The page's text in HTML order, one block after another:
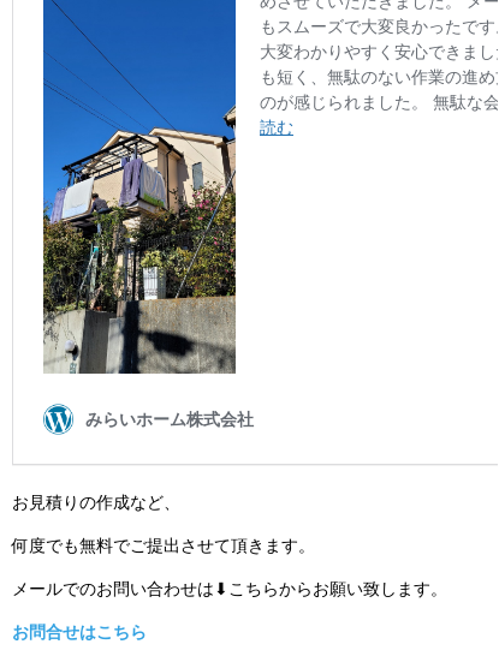
お見積りの作成など、
何度でも無料でご提出させて頂きます。
メールでのお問い合わせは⬇こちらからお願い致します。
お問合せはこちら